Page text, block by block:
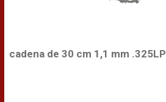
cadena de 30 cm 1,1 mm .325LP